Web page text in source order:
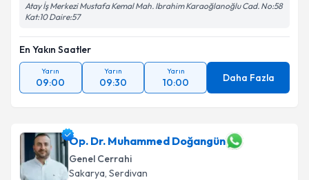
Atay İş Merkezi Mustafa Kemal Mah. Ibrahim Karaoğlanoğlu Cad. No:58
Kat:10 Daire:57
En Yakın Saatler
Yarın
09:00
Yarın
09:30
Yarın
10:00 Daha Fazla
Op. Dr. Muhammed Doğangün
Genel Cerrahi
Sakarya, Serdivan